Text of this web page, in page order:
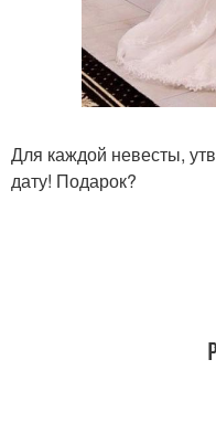
Для каждой невесты,
дату! Подарок?